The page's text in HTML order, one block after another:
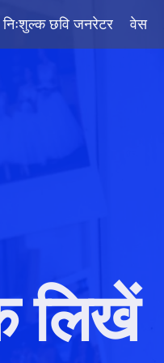
निःशुल्क छवि जनरेटर वेस
लिखें